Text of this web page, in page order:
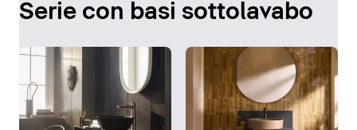
Serie con basi sottolavabo